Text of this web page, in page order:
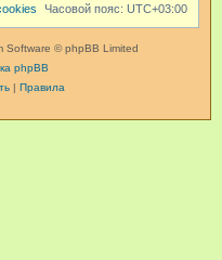
Часовой пояс: UTC+03:00
Software © phpBB Limited
phpBB
| Правила